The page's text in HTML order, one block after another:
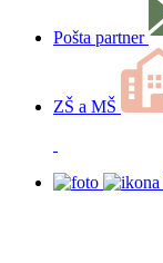
Pošta partner
ZŠ a MŠ